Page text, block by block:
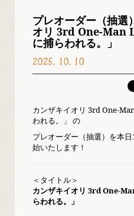
プレオーダー（抽選
オリ 3rd One-Man
に捕らわれる。」
2025.10.10
カンザキイオリ 3rd One-
われる。」 の
プレオーダー（抽選）を本
始いたします！
＜タイトル＞
カンザキイオリ 3rd One-
らわれる。」